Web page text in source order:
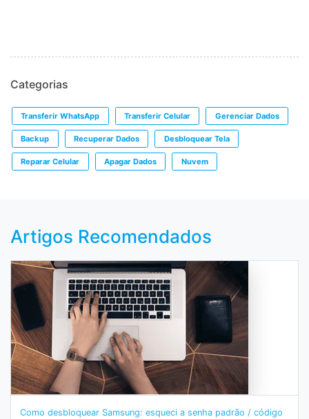
Categorias
Transferir WhatsApp Transferir Celular Gerenciar Dados
Backup Recuperar Dados Desbloquear Tela
Reparar Celular Apagar Dados Nuvem
Artigos Recomendados
Como desbloquear Samsung: esqueci a senha padrão / código